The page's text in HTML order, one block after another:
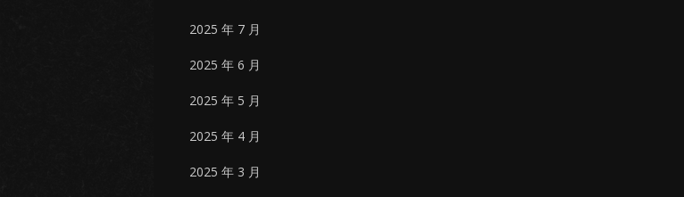
2025 年 7 月
2025 年 6 月
2025 年 5 月
2025 年 4 月
2025 年 3 月